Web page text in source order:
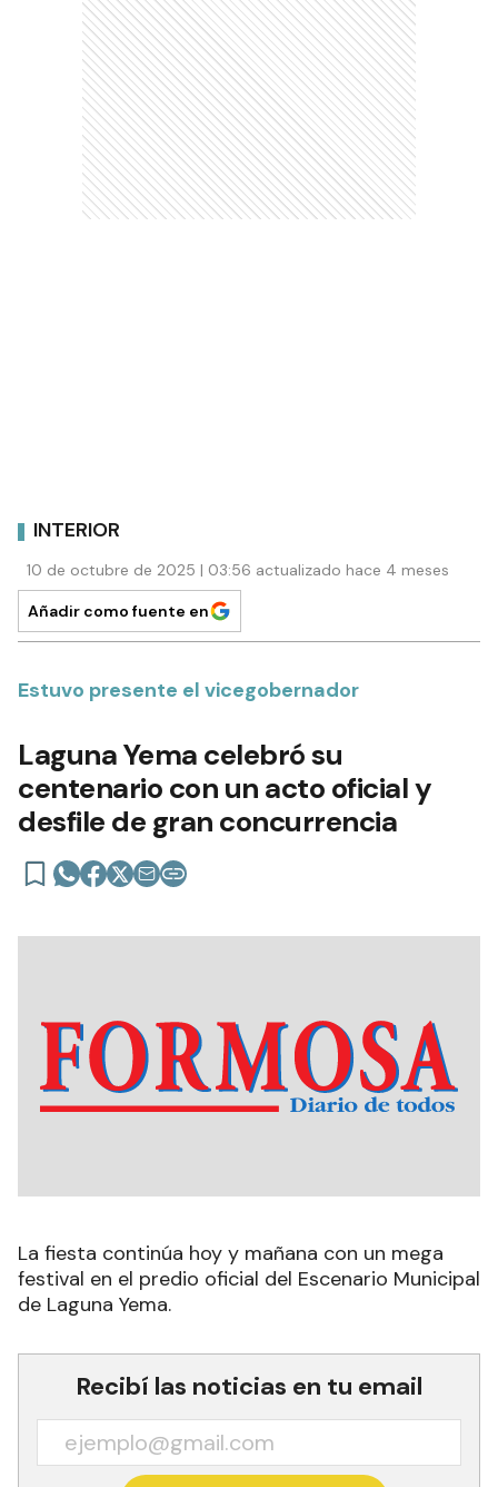
INTERIOR
10 de octubre de 2025 | 03:56 actualizado hace 4 meses
Añadir como fuente en
Estuvo presente el vicegobernador
Laguna Yema celebró su
centenario con un acto oficial y
desfile de gran concurrencia
La fiesta continúa hoy y mañana con un mega
festival en el predio oficial del Escenario Municipal
de Laguna Yema.
Recibí las noticias en tu email